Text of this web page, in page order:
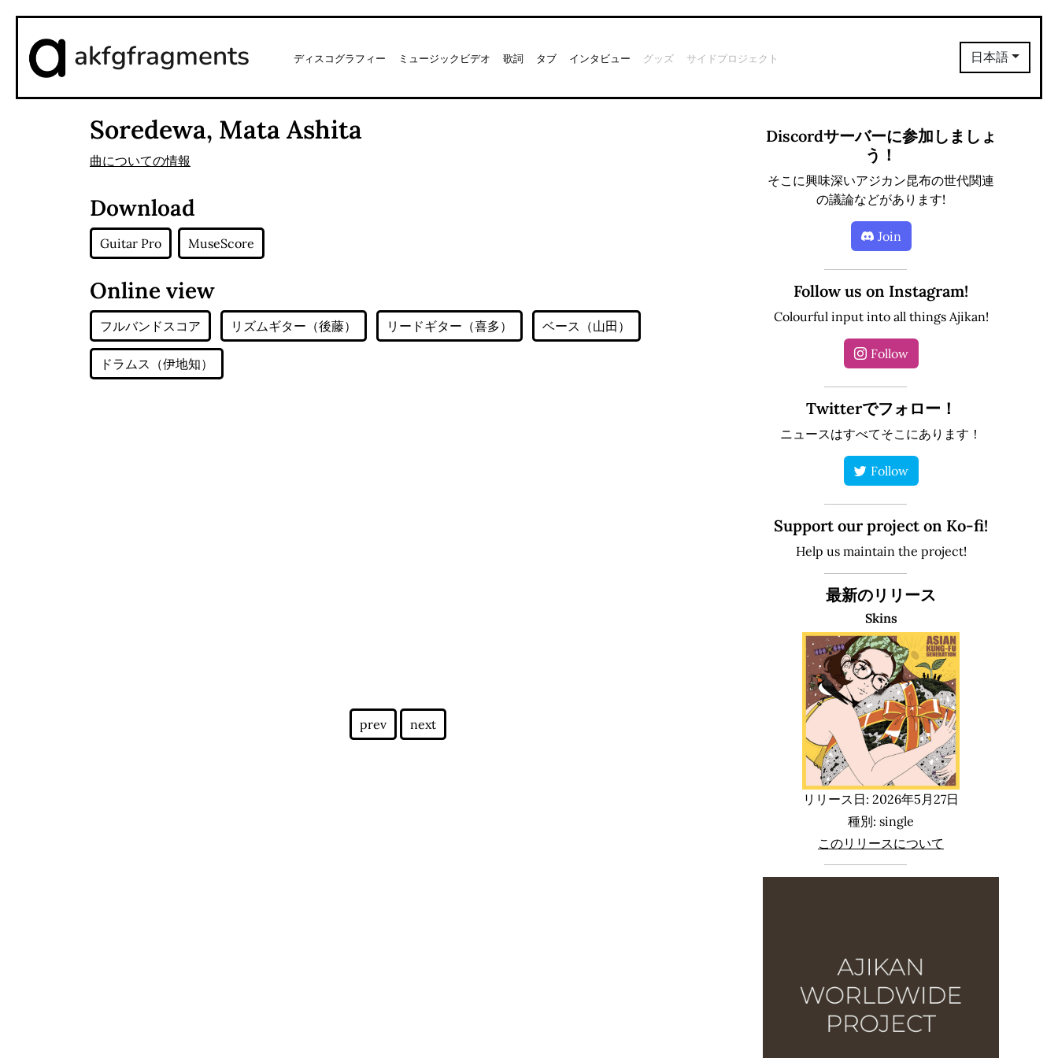
akfgfragments ディスコグラフィー ミュージックビデオ 歌詞 タブ インタビュー グッズ サイドプロジェクト 日本語
Soredewa, Mata Ashita
曲についての情報
Download
Guitar Pro MuseScore
Online view
prev next
Discordサーバーに参加しましょ
う！
そこに興味深いアジカン昆布の世代関連
の議論などがあります!
Join
Follow us on Instagram!
Colourful input into all things Ajikan!
Follow
Twitterでフォロー！
ニュースはすべてそこにあります！
Follow
Support our project on Ko-fi!
Help us maintain the project!
最新のリリース
Skins
リリース日: 2026年5月27日
種別: single
このリリースについて